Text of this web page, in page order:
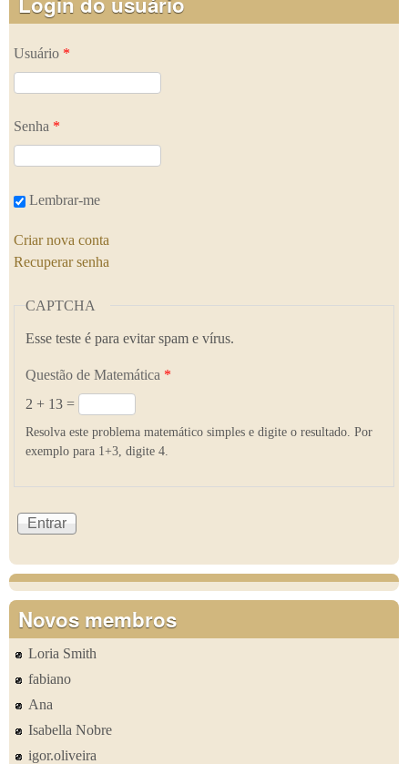
Usuário *
Senha *
Lembrar-me
Criar nova conta
Recuperar senha
CAPTCHA
Esse teste é para evitar spam e vírus.
Questão de Matemática *
2 + 13 =
Resolva este problema matemático simples e digite o resultado. Por
exemplo para 1+3, digite 4.
Novos membros
Loria Smith
fabiano
Ana
Isabella Nobre
igor.oliveira